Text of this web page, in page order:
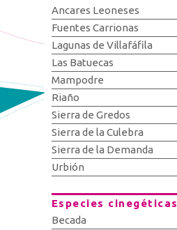
Ancares Leoneses
Fuentes Carrionas
Lagunas de Villafáfila
Las Batuecas
Mampodre
Riaño
Sierra de Gredos
Sierra de la Culebra
Sierra de la Demanda
Urbión
Especies cinegéticas
Becada